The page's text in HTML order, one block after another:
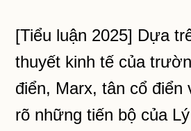
[Tiểu luận 2025] Dựa
thuyết kinh tế của
điển, Marx, tân cổ điển
rõ những tiến bộ của